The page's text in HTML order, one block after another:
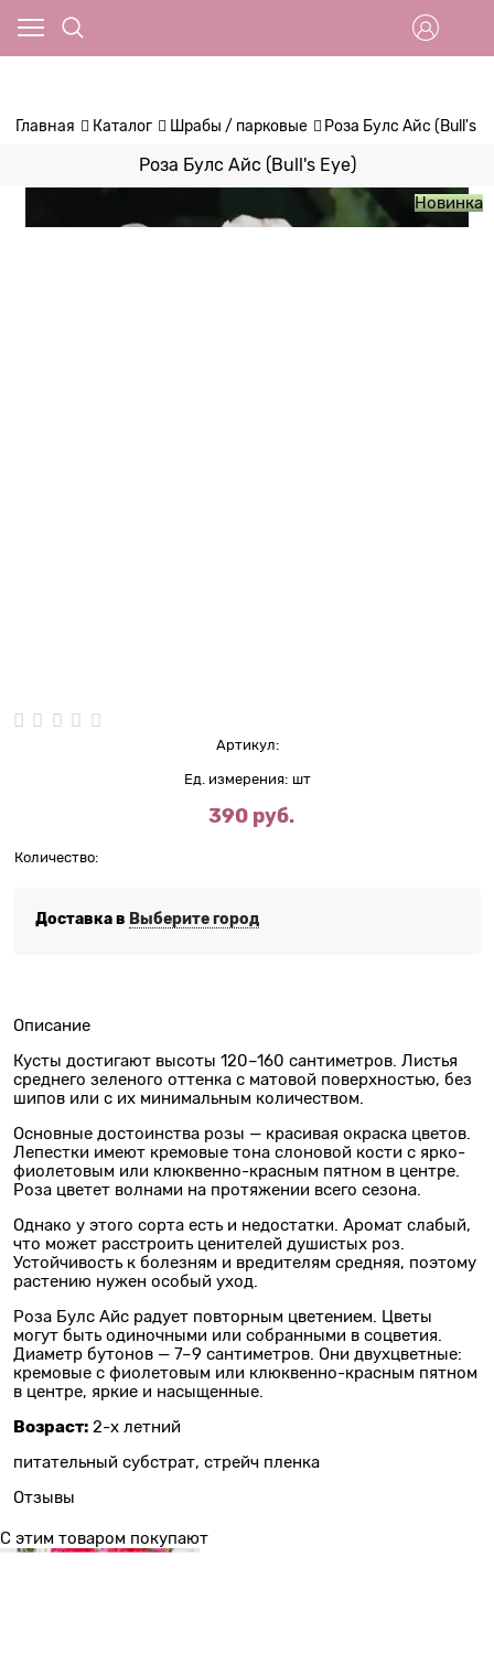
Главная Каталог Шрабы / парковые Роза Булс Айс (Bull's
Роза Булс Айс (Bull's Eye)
Новинка
Артикул:
Ед. измерения: шт
390 руб.
Количество:
Доставка в Выберите город
Описание
Кусты достигают высоты 120–160 сантиметров. Листья
среднего зеленого оттенка с матовой поверхностью, без
шипов или с их минимальным количеством.
Основные достоинства розы — красивая окраска цветов.
Лепестки имеют кремовые тона слоновой кости с ярко-
фиолетовым или клюквенно-красным пятном в центре.
Роза цветет волнами на протяжении всего сезона.
Однако у этого сорта есть и недостатки. Аромат слабый,
что может расстроить ценителей душистых роз.
Устойчивость к болезням и вредителям средняя, поэтому
растению нужен особый уход.
Роза Булс Айс радует повторным цветением. Цветы
могут быть одиночными или собранными в соцветия.
Диаметр бутонов — 7–9 сантиметров. Они двухцветные:
кремовые с фиолетовым или клюквенно-красным пятном
в центре, яркие и насыщенные.
Возраст: 2-х летний
питательный субстрат, стрейч пленка
Отзывы
С этим товаром покупают